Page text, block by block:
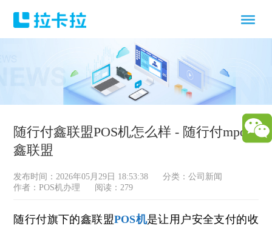
随行付鑫联盟POS机怎么样 - 随行付mpos
鑫联盟
发布时间：2026年05月29日 18:53:38 分类：公司新闻
作者：POS机办理
阅读：279
随行付旗下的鑫联盟POS机是让用户安全支付的收